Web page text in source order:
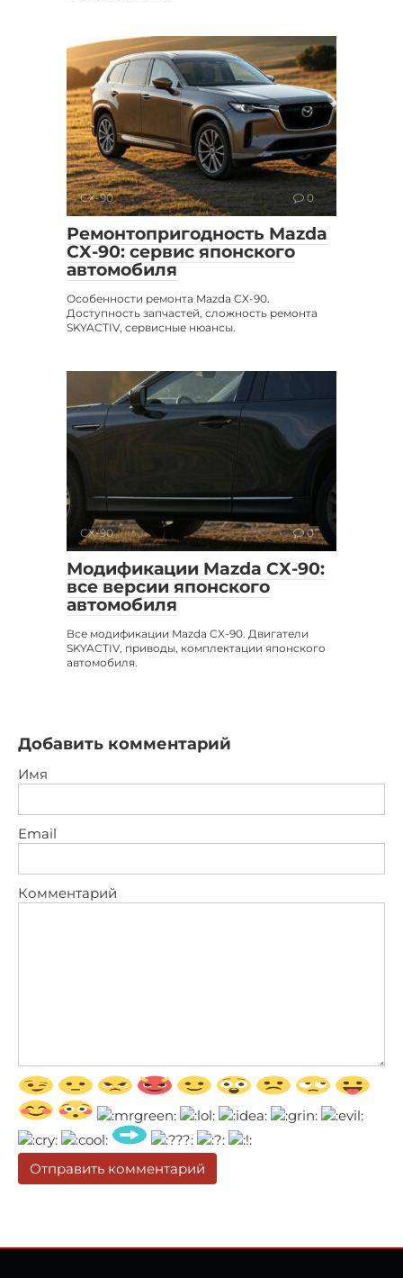
CX-90 0
Ремонтопригодность Mazda
CX-90: сервис японского
автомобиля
Особенности ремонта Mazda CX-90.
Доступность запчастей, сложность ремонта
SKYACTIV, сервисные нюансы.
CX-90 0
Модификации Mazda CX-90:
все версии японского
автомобиля
Все модификации Mazda CX-90. Двигатели
SKYACTIV, приводы, комплектации японского
автомобиля.
Добавить комментарий
Имя
Email
Комментарий